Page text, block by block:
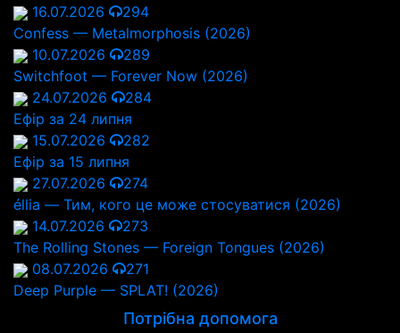
16.07.2026
294
Confess — Metalmorphosis (2026)
10.07.2026
289
Switchfoot — Forever Now (2026)
24.07.2026
284
Ефір за 24 липня
15.07.2026
282
Ефір за 15 липня
27.07.2026
274
éllia — Тим, кого це може стосуватися (2026)
14.07.2026
273
The Rolling Stones — Foreign Tongues (2026)
08.07.2026
271
Deep Purple — SPLAT! (2026)
Потрібна допомога